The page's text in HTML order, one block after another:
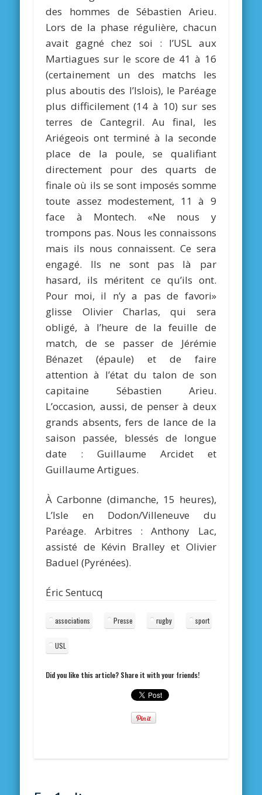
des hommes de Sébastien Arieu.
Lors de la phase régulière, chacun
avait gagné chez soi : l’USL aux
Martiagues sur le score de 41 à 16
(certainement un des matchs les
plus aboutis des l’Islois), le Paréage
plus difficilement (14 à 10) sur ses
terres de Cantegril. Au final, les
Ariégeois ont terminé à la seconde
place de la poule, se qualifiant
directement pour des quarts de
finale où ils se sont imposés somme
toute assez modestement, 11 à 9
face à Montech. «Ne nous y
trompons pas. Nous les connaissons
mais ils nous connaissent. Ce sera
engagé. Ils ne sont pas là par
hasard, ils méritent ce qu’ils ont.
Pour moi, il n’y a pas de favori»
glisse Olivier Charlas, qui sera
obligé, à l’heure de la feuille de
match, de se passer de Jérémie
Bénazet (épaule) et de faire
attention à l’état du talon de son
capitaine Sébastien Arieu.
L’occasion, aussi, de penser à deux
grands absents, fers de lance de la
saison passée, blessés de longue
date : Guillaume Arcidet et
Guillaume Artigues.
À Carbonne (dimanche, 15 heures),
L’Isle en Dodon/Villeneuve du
Paréage. Arbitres : Anthony Lac,
assisté de Kévin Bralley et Olivier
Baduel (Pyrénées).
Éric Sentucq
associations Presse rugby sport
USL
Did you like this article? Share it with your friends!